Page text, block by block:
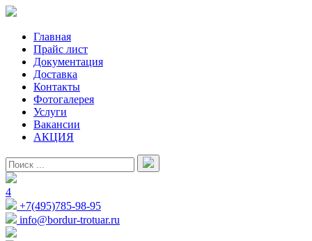
Главная
Прайс лист
Документация
Доставка
Контакты
Фотогалерея
Услуги
Вакансии
АКЦИЯ
4
+7(495)785-98-95
info@bordur-trotuar.ru